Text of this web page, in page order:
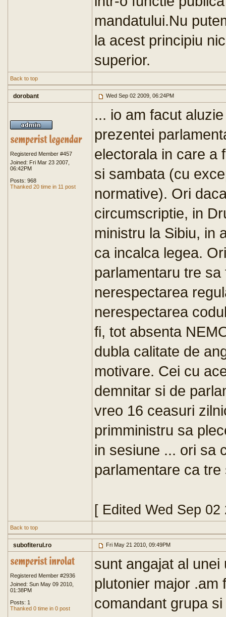
mandatului.Nu
la acest principiu
superior.
Back to top
dorobant Wed Sep 02 2009, 06:24PM
Registered Member #457
Joined: Fri Mar 23 2007,
06:42PM
Posts: 968
Thanked 20 time in 11 post
... io am facut
prezentei
electorala in care a
si sambata (cu
normative). Ori
circumscriptie, in
ministru la Sibiu, in
ca incalca legea.
parlamentaru tre
nerespectarea
nerespectarea
fi, tot absenta
dubla calitate de
motivare. Cei cu
demnitar si de
vreo 16 ceasuri
primministru sa
in sesiune ... ori sa
parlamentare ca
[ Edited Wed Sep
Back to top
subofiterul.ro Fri May 21 2010, 09:49PM
Registered Member #2936
Joined: Sun May 09 2010,
01:38PM
Posts: 1
Thanked 0 time in 0 post
sunt angajat al
plutonier major .am
comandant grupa